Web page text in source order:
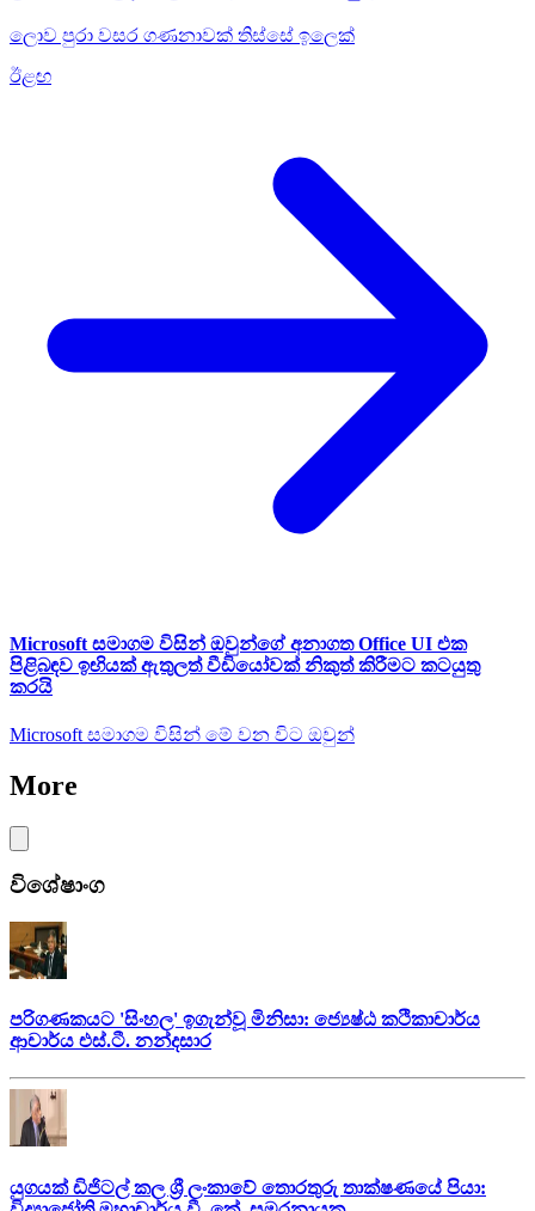
ලොව පුරා වසර ගණනාවක් තිස්සේ ඉලෙක්
ඊළඟ
Microsoft සමාගම විසින් ඔවුන්ගේ අනාගත Office UI එක
පිළිබඳව ඉඟියක් ඇතුලත් වීඩියෝවක් නිකුත් කිරීමට කටයුතු
කරයි
Microsoft සමාගම විසින් මේ වන විට ඔවුන්
More
විශේෂාංග
පරිගණකයට 'සිංහල' ඉගැන්වූ මිනිසා: ජ්‍යෙෂ්ඨ කථිකාචාර්ය
ආචාර්ය එස්.ටී. නන්දසාර
යුගයක් ඩිජිටල් කල ශ්‍රී ලංකාවේ තොරතුරු තාක්ෂණයේ පියා: